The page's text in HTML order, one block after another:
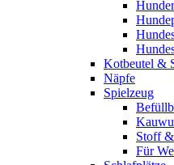
Kotbeutel &
Näpfe
Spielzeug
Stoff
Für